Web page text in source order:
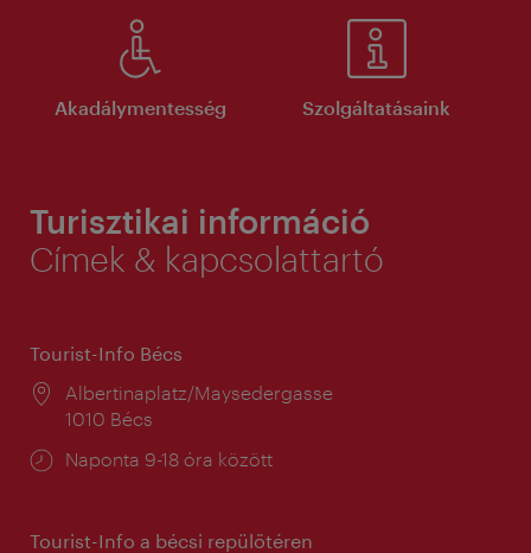
Akadálymentesség Szolgáltatásaink
Turisztikai információ
Címek & kapcsolattartó
Tourist-Info Bécs
Helyszín:
Albertinaplatz/Maysedergasse
1010 Bécs
Nyitva
Naponta 9-18 óra között
Tourist-Info a bécsi repülőtéren